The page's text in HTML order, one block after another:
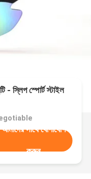
- স্লিপ স্পোর্ট স্টাইল
আমাদের সাথে যোগাযোগ
করুন